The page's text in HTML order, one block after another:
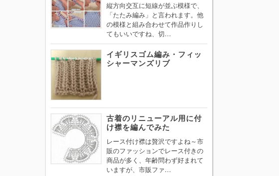
縦方向交互に短線が並ぶ模様で、
「たたみ編み」と言われます。他
の模様と組み合わせて作品作りし
てもいいですね、切…
イギリスゴム編み・フィッ
シャーマンズリブ
古着のリニューアル用に付
け襟を編んでみた
レース付け襟は贅沢ですよね～市
販のファッションでレース付きの
商品が多く、年齢問わず好まれて
いますが、市販ファ…